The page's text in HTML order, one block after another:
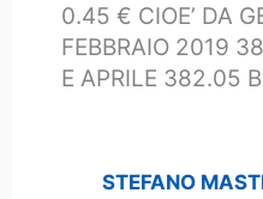
0.45 € CIOE’ DA
FEBBRAIO 2019
E APRILE 382.05
STEFANO